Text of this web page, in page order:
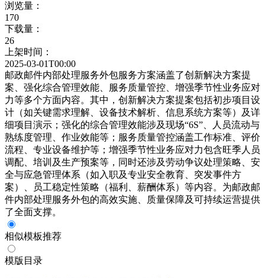
浏览量：
170
下载量：
26
上架时间：
2025-03-01T00:00
邮政邮件内部处理服务外包服务方案涵盖了创新解决方案提
案、强化综合管理效能、服务质量管控、增强季节性业务应对
力等多个方面内容。其中，创新解决方案提案包括初步项目设
计（如关键需求理解、设备技术解析、信息系统方案等）及详
细项目演示；强化的综合管理效能涉及现场“6S”、人员流动与
熟练度管理、作业效能等；服务质量管控涵盖工作标准、评价
流程、专业设备维护等；增强季节性业务应对力包含旺季人员
调配、培训及生产预案等，同时还涉及劳动争议处理策略、安
全与应急管理体系（如入职及专业安全教育、突发事件方
案）、员工稳定性策略（福利、薪酬体系）等内容。为邮政邮
件内部处理服务外包的高效实施、质量保障及可持续运营提供
了全面支撑。
相似模板推荐
模版目录